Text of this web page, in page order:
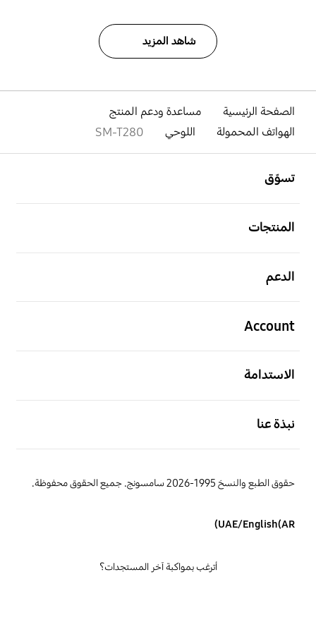
شاهد المزيد
الصفحة الرئيسية
مساعدة ودعم المنتج
الهواتف المحمولة
اللوحي SM-T280
تسوّق
المنتجات
الدعم
Account
الاستدامة
نبذة عنا
حقوق الطبع والنسخ 1995-2026 سامسونج. جميع الحقوق محفوظة.
UAE/English(AR)
أترغب بمواكبة آخر المستجدات؟